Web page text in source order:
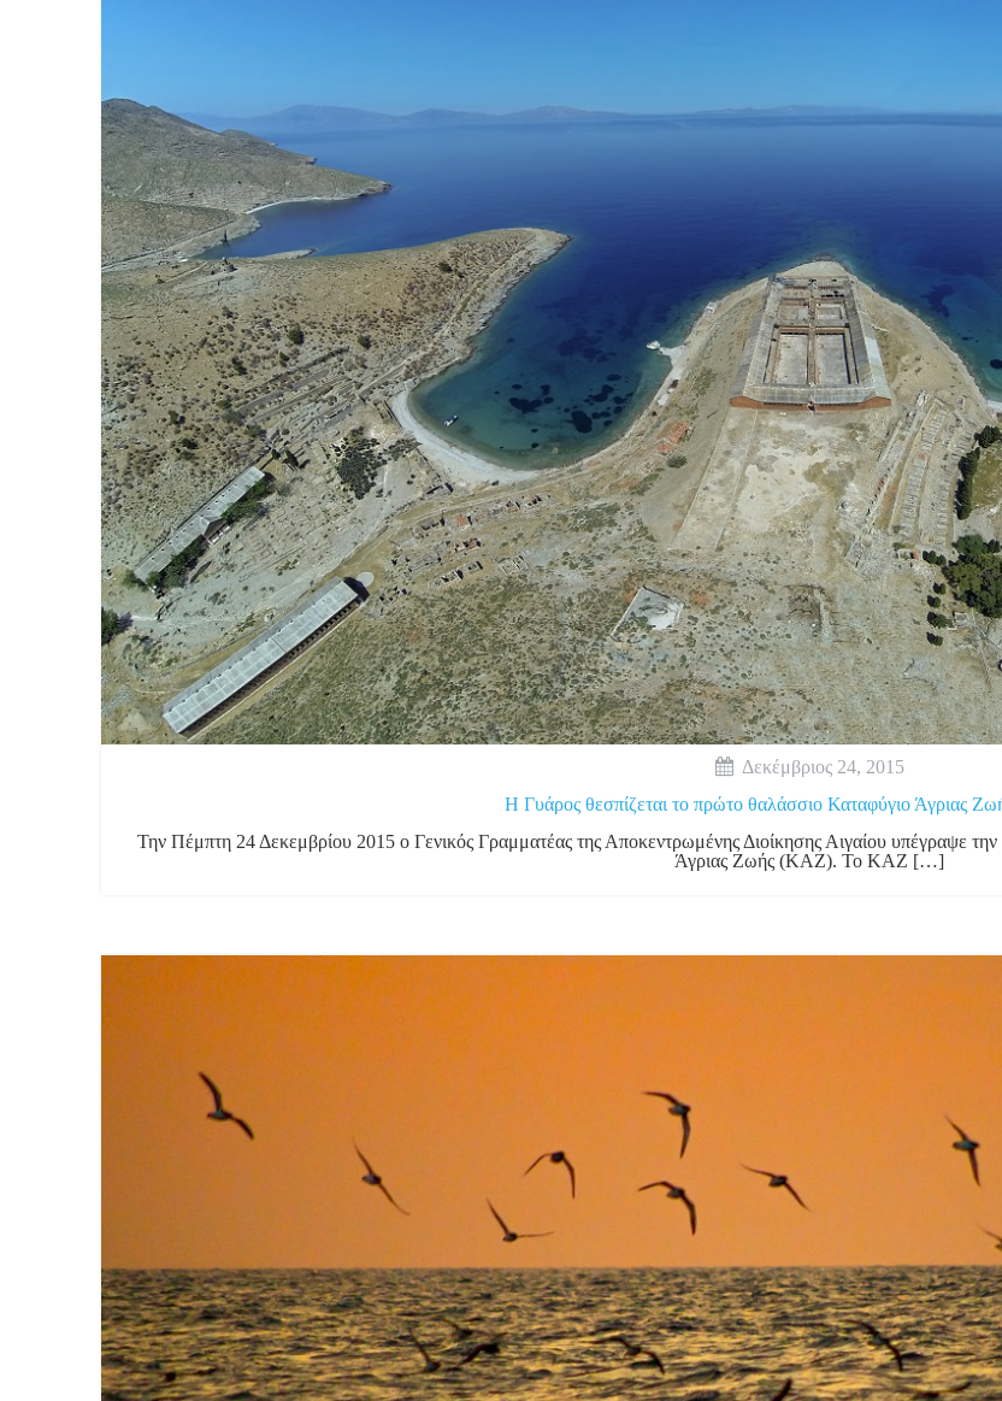
Δεκέμβριος 24, 2015
Η Γυάρος θεσπίζεται το πρώτο θαλάσσιο Καταφύγιο Άγριας
Την Πέμπτη 24 Δεκεμβρίου 2015 ο Γενικός Γραμματέας της Αποκεντρωμένης Διοίκησης Αιγαίου υπέγραψε
Άγριας Ζωής (ΚΑΖ). Το ΚΑΖ […]